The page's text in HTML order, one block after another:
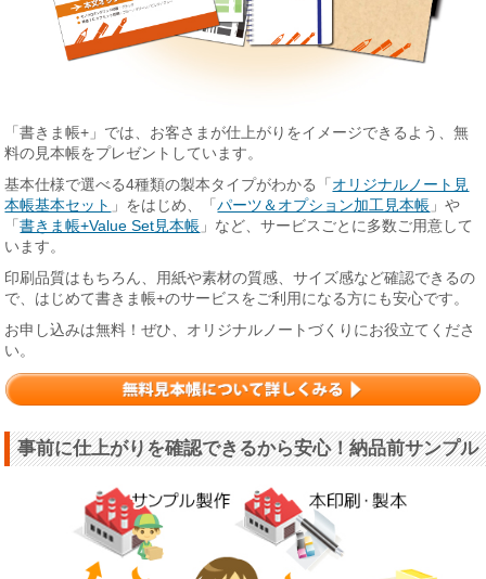
「書きま帳+」では、お客さまが仕上がりをイメージできるよう、無
料の見本帳をプレゼントしています。
基本仕様で選べる4種類の製本タイプがわかる「 オリジナルノート見
本帳基本セット 」をはじめ、「パーツ＆オプション加工見本帳 」や
「書きま帳+Value Set見本帳 」など、サービスごとに多数ご用意して
います。
印刷品質はもちろん、用紙や素材の質感、サイズ感など確認できるの
で、はじめて書きま帳+のサービスをご利用になる方にも安心です。
お申し込みは無料！ぜひ、オリジナルノートづくりにお役立てくださ
い。
事前に仕上がりを確認できるから安心！納品前サンプル